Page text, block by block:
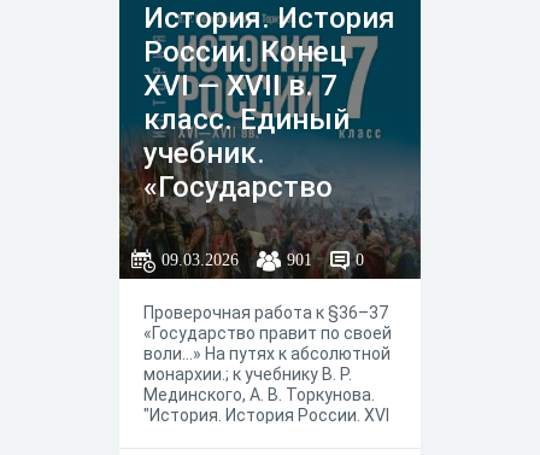
История. История
России. Конец
XVI — XVII в. 7
класс. Единый
учебник.
«Государство
правит по своей
воли…» На путях
к абсолютной
монархии.
09.03.2026 901 0
Проверочная работа к §36–37
«Государство правит по своей
воли…» На путях к абсолютной
монархии.; к учебнику В. Р.
Мединского, А. В. Торкунова.
"История. История России. XVI